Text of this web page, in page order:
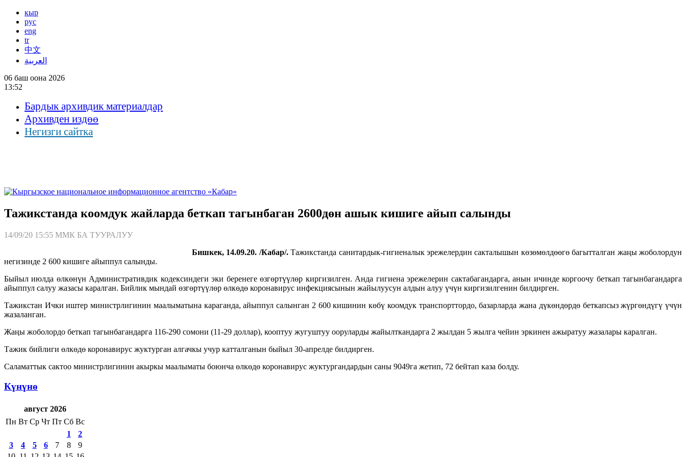
кыр
рус
eng
tr
中文
العربية
06 баш оона 2026
13:52
Бардык архивдик материалдар
Архивден издөө
Негизги сайтка
Тажикстанда коомдук жайларда беткап тагынбаган 2600дөн ашык кишиге айып салынды
14/09/20 15:55 ММК БА ТУУРАЛУУ
Бишкек, 14.09.20. /Кабар/.Тажикстанда санитардык-гигиеналык эрежелердин сакталышын көзөмөлдөөгө багытталган жаңы жоболордун
негизинде 2 600 кишиге айыппул салынды.
Быйыл июлда өлкөнүн Административдик кодексиндеги эки беренеге өзгөртүүлөр киргизилген. Анда гигиена эрежелерин сактабагандарга, анын ичинде коргоочу беткап тагынбагандарга
айыппул салуу жазасы каралган. Бийлик мындай өзгөртүүлөр өлкөдө коронавирус инфекциясынын жайылуусун алдын алуу үчүн киргизилгенин билдирген.
Тажикстан Ички иштер министрлигинин маалыматына караганда, айыппул салынган 2 600 кишинин көбү коомдук транспорттордо, базарларда жана дүкөндөрдө беткапсыз жүргөндүгү үчүн
жазаланган.
Жаңы жоболордо беткап тагынбагандарга 116-290 сомони (11-29 доллар), кооптуу жугуштуу ооруларды жайылткандарга 2 жылдан 5 жылга чейин эркинен ажыратуу жазалары каралган.
Тажик бийлиги өлкөдө коронавирус жуктурган алгачкы учур катталганын быйыл 30-апрелде билдирген.
Саламаттык сактоо министрлигинин акыркы маалыматы боюнча өлкөдө коронавирус жуктургандардын саны 9049га жетип, 72 бейтап каза болду.
Күнүнө
август 2026
Пн Вт Ср Чт Пт Сб Вс
1
2
3
4 5 6 7 8
9